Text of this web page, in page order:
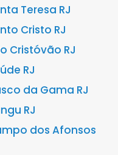
Teresa RJ
Cristo RJ
Cristóvão RJ
RJ
da Gama RJ
RJ
dos Afonsos